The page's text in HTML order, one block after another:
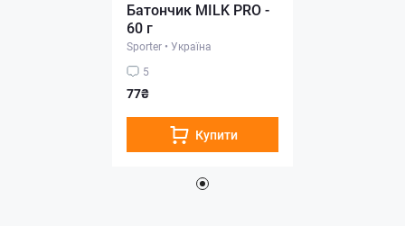
Батончик MILK PRO -
60 г
Sporter • Україна
5
77₴
Купити